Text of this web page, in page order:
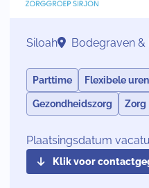
Siloah Bodegraven &
Parttime Flexibele uren
Gezondheidszorg Zorg
Plaatsingsdatum
Klik voor